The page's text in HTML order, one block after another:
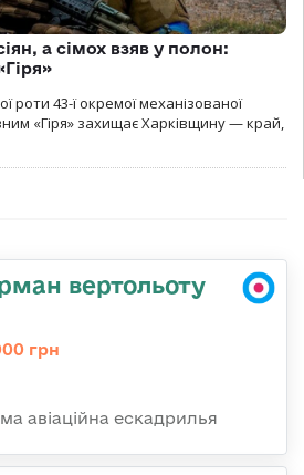
а сімох взяв у полон:
роти 43-ї окремої механізованої
«Гіря» захищає Харківщину — край,
вертольоту
грн
авіаційна ескадрилья